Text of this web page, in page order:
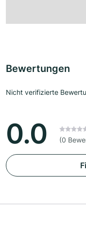
Bewertungen
Nicht verifizierte
0.0 (0